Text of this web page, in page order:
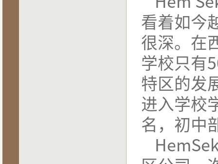
看着如今
很深。在
学校只有
特区的发
进入学校
名，初中